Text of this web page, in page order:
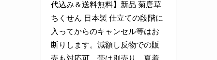
代込み＆送料無料】新品 菊唐草
ちくせん 日本製 仕立ての段階に
入ってからのキャンセル等はお
断りします。減額し反物での販